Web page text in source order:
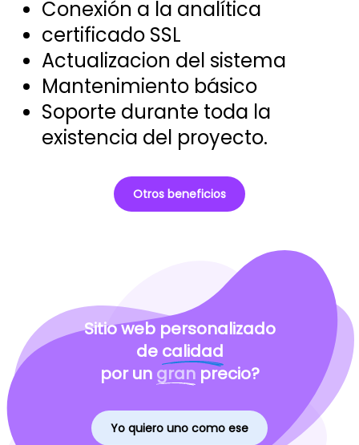
Conexión a la analítica
certificado SSL
Actualizacion del sistema
Mantenimiento básico
Soporte durante toda la
existencia del proyecto.
Otros beneficios
Sitio web personalizado
de calidad
por un granprecio?
Yo quiero uno como ese